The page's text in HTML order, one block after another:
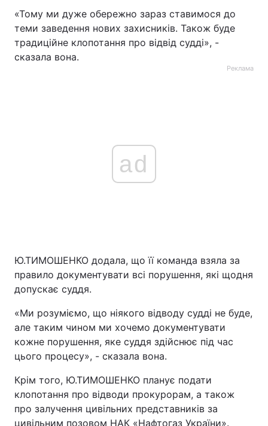
«Тому ми дуже обережно зараз ставимося до
теми заведення нових захисників. Також буде
традиційне клопотання про відвід судді», -
сказала вона.
Реклама
ad
Ю.ТИМОШЕНКО додала, що її команда взяла за
правило документувати всі порушення, які щодня
допускає суддя.
«Ми розуміємо, що ніякого відводу судді не буде,
але таким чином ми хочемо документувати
кожне порушення, яке суддя здійснює під час
цього процесу», - сказала вона.
Крім того, Ю.ТИМОШЕНКО планує подати
клопотання про відводи прокурорам, а також
про залучення цивільних представників за
цивільним позовом НАК «Нафтогаз України».